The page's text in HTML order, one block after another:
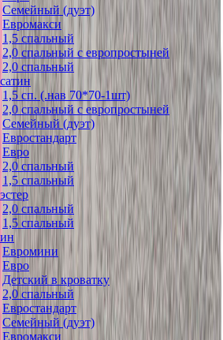
Семейный (дуэт)
Евромакси
1,5 спальный
2,0 спальный с европростыней
2,0 спальный
1,5 сп. (.нав 70*70-1шт)
2,0 спальный с европростыней
Семейный (дуэт)
Евростандарт
Евро
2,0 спальный
1,5 спальный
2,0 спальный
1,5 спальный
Евромини
Евро
Детский в кроватку
2,0 спальный
Евростандарт
Семейный (дуэт)
Евромакси